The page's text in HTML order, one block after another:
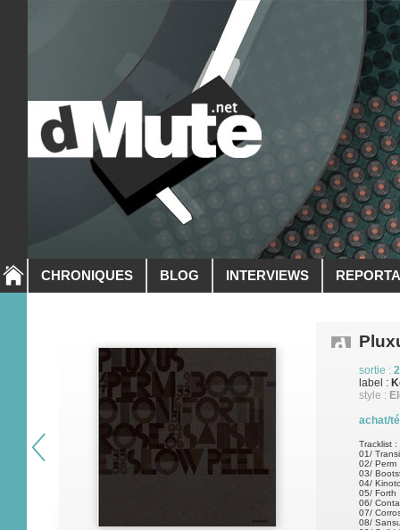
CHRONIQUES BLOG INTERVIEWS
sortie :
label :
style :
achat/
Tracklist :
01/
02/ Perm
03/
04/
05/ Forth
06/
07/
08/